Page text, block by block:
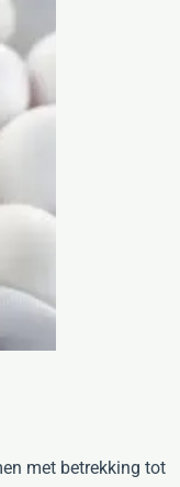
met betrekking tot